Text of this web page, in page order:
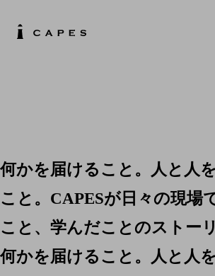
何かを届けること。人と人
こと。CAPESが日々の現場
こと、学んだことのストーリ
何かを届けること。人と人